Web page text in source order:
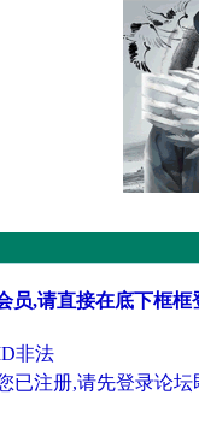
员,请直接在底下框
非法
已注册,请先登录论坛